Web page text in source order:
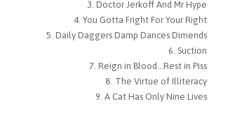
Doctor Jerkoff And Mr Hype
You Gotta Fright For Your Right
Daily Daggers Damp Dances Dimends
Suction
Reign in Blood...Rest in Piss
The Virtue of Illiteracy
A Cat Has Only Nine Lives